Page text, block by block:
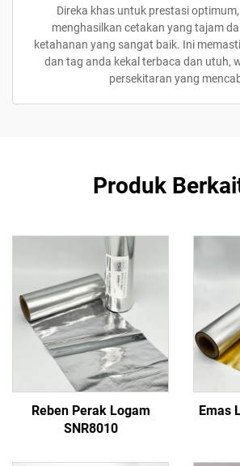
Direka khas untuk prestasi
menghasilkan cetakan yang tajam
ketahanan yang sangat baik. Ini
dan tag anda kekal terbaca dan utuh,
persekitaran yang
Produk
Reben Perak Logam
SNR8010
Emas